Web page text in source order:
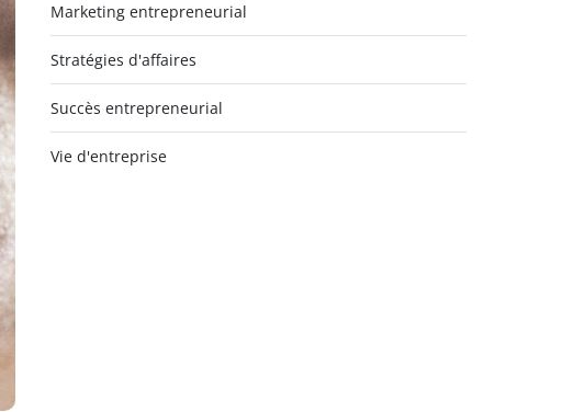
Marketing entrepreneurial
Stratégies d'affaires
Succès entrepreneurial
Vie d'entreprise